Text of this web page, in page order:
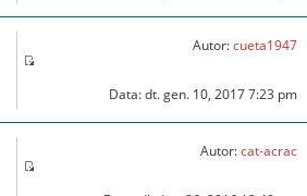
Autor:cueta1947
Data: dt. gen. 10, 2017 7:23 pm
Autor:cat-acrac